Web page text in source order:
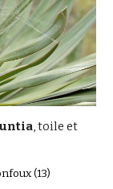
, toile et
(13)